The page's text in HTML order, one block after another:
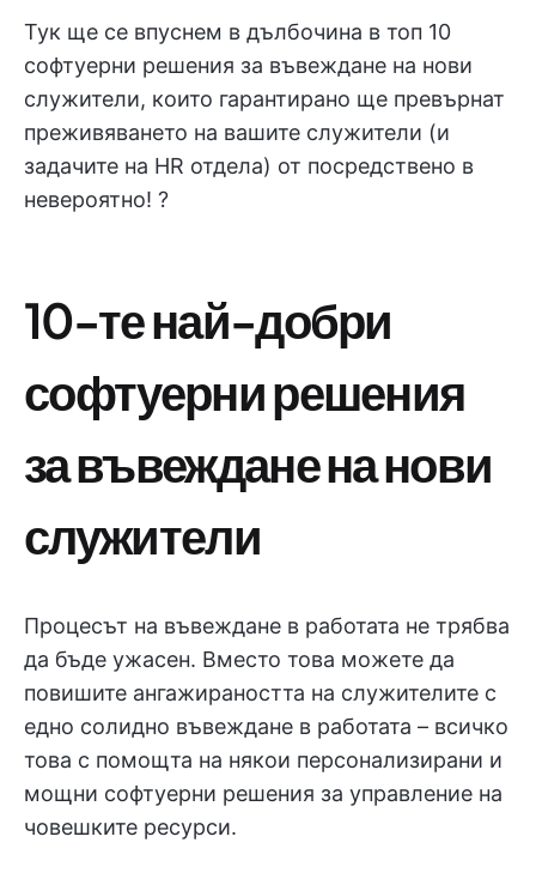
Тук ще се впуснем в дълбочина в топ 10
софтуерни решения за въвеждане на нови
служители, които гарантирано ще превърнат
преживяването на вашите служители (и
задачите на HR отдела) от посредствено в
невероятно! ?
10-те най-добри
софтуерни решения
за въвеждане на нови
служители
Процесът на въвеждане в работата не трябва
да бъде ужасен. Вместо това можете да
повишите ангажираността на служителите с
едно солидно въвеждане в работата – всичко
това с помощта на някои персонализирани и
мощни софтуерни решения за управление на
човешките ресурси.